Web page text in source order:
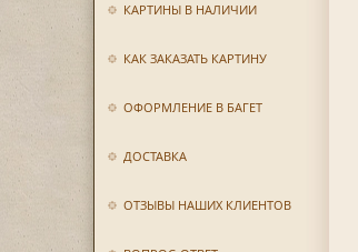
КАРТИНЫ В НАЛИЧИИ
КАК ЗАКАЗАТЬ КАРТИНУ
ОФОРМЛЕНИЕ В БАГЕТ
ДОСТАВКА
ОТЗЫВЫ НАШИХ КЛИЕНТОВ